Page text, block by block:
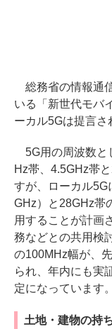
総務省の情報通
いる「新世代モバ
ーカル5Gは提言さ
5G用の周波数と
Hz帯、4.5GHz帯
すが、ローカル5G
GHz）と28GHz帯
用することが計画
務などとの共用検
の100MHz幅が、
られ、年内にも実
定になっています。
土地・建物の持